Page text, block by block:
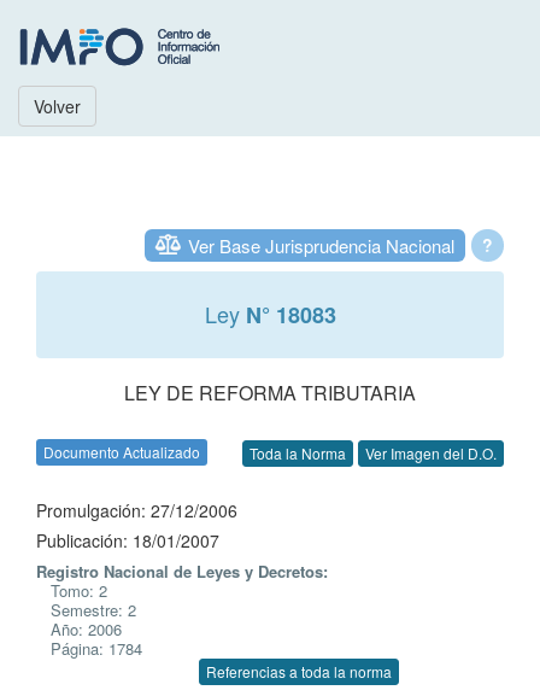
Volver
?
Ver Base Jurisprudencia Nacional
Ley N° 18083
LEY DE REFORMA TRIBUTARIA
Documento Actualizado Toda la Norma Ver Imagen del D.O.
Promulgación: 27/12/2006
Publicación: 18/01/2007
Registro Nacional de Leyes y Decretos:
Tomo: 2
Semestre: 2
Año: 2006
Página: 1784
Referencias a toda la norma